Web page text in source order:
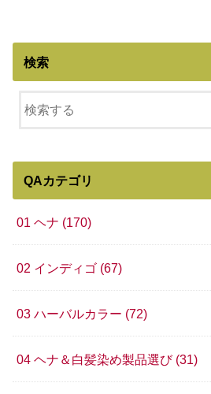
検索
QAカテゴリ
01 ヘナ (170)
02 インディゴ (67)
03 ハーバルカラー (72)
04 ヘナ＆白髪染め製品選び (31)